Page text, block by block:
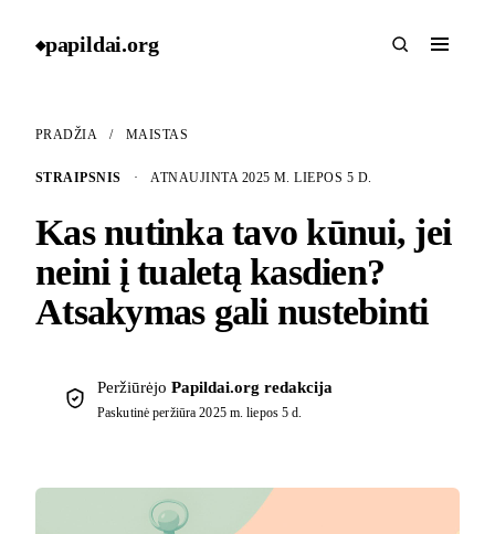
◆papildai.org
PRADŽIA / MAISTAS
STRAIPSNIS · ATNAUJINTA 2025 M. LIEPOS 5 D.
Kas nutinka tavo kūnui, jei
neini į tualetą kasdien?
Atsakymas gali nustebinti
Peržiūrėjo Papildai.org redakcija
Paskutinė peržiūra2025 m. liepos 5 d.